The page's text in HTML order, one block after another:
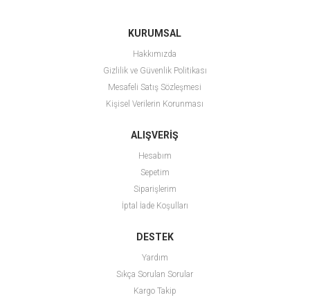
KURUMSAL
Hakkımızda
Gizlilik ve Güvenlik Politikası
Mesafeli Satış Sözleşmesi
Kişisel Verilerin Korunması
ALIŞVERİŞ
Hesabım
Sepetim
Siparişlerim
İptal İade Koşulları
DESTEK
Yardım
Sıkça Sorulan Sorular
Kargo Takip